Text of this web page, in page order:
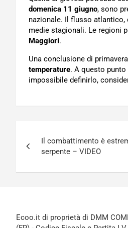
domenica 11 giugno, sono
nazionale. Il flusso atlantico,
medie stagionali. Le regioni
Maggiori.
Una conclusione di
temperature. A questo
impossibile definirlo,
articoli
Il combattimento è
serpente – VIDEO
Ecoo.it di proprietà di DMM